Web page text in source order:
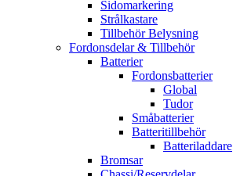
Sidomarkering
Strålkastare
Tillbehör Belysning
Fordonsdelar & Tillbehör
Batterier
Fordonsbatterier
Global
Tudor
Småbatterier
Batteritillbehör
Batteriladdare
Bromsar